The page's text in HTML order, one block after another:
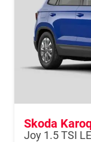
Skoda
Joy 1.5 TSI